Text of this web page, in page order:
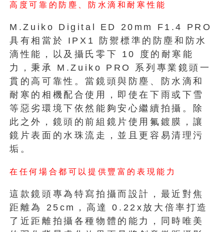
高度可靠的防塵、防水滴和耐寒性能
M.Zuiko Digital ED 20mm F1.4 PRO
具有相當於 IPX1 防禦標準的防塵和防水
滴性能，以及攝氏零下 10 度的耐寒能
力，秉承 M.Zuiko PRO 系列專業鏡頭一
貫的高可靠性。當鏡頭與防塵、防水滴和
耐寒的相機配合使用，即使在下雨或下雪
等惡劣環境下依然能夠安心繼續拍攝。除
此之外，鏡頭的前組鏡片使用氟鍍膜，讓
鏡片表面的水珠流走，並且更容易清理污
垢。
在任何場合都可以提供豐富的表現能力
這款鏡頭專為特寫拍攝而設計，最近對焦
距離為 25cm，高達 0.22x放大倍率打造
了近距離拍攝各種物體的能力，同時唯美